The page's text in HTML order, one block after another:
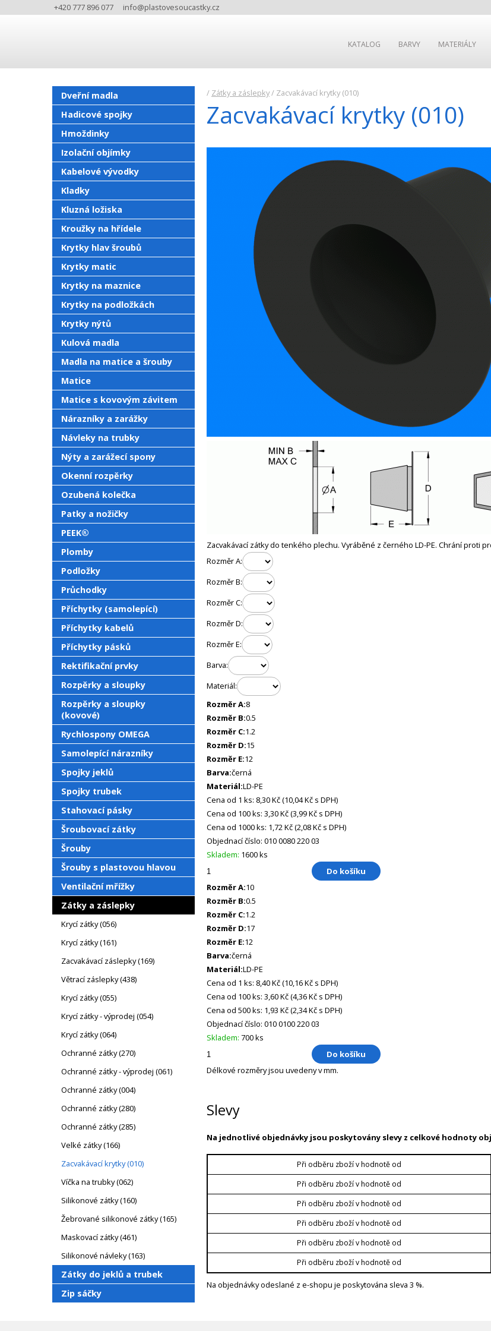
+420 777 896 077 info@plastovesoucastky.cz
KATALOG BARVY MATERIÁLY
/ Zátky a záslepky/ Zacvakávací krytky (010)
Zacvakávací krytky (010)
Zacvakávací zátky do tenkého plechu. Vyráběné z černého LD-PE. Chrání proti
Rozměr A:
Rozměr B:
Rozměr C:
Rozměr D:
Rozměr E:
Barva:
Materiál:
Rozměr A:8
Rozměr B:0.5
Rozměr C:1.2
Rozměr D:15
Rozměr E:12
Barva:černá
Materiál:LD-PE
Cena od 1 ks: 8,30 Kč(10,04 Kč s DPH)
Cena od 100 ks: 3,30 Kč(3,99 Kč s DPH)
Cena od 1000 ks: 1,72 Kč(2,08 Kč s DPH)
Objednací číslo: 010 0080 220 03
Skladem: 1600 ks
Do košíku
Rozměr A:10
Rozměr B:0.5
Rozměr C:1.2
Rozměr D:17
Rozměr E:12
Barva:černá
Materiál:LD-PE
Cena od 1 ks: 8,40 Kč(10,16 Kč s DPH)
Cena od 100 ks: 3,60 Kč(4,36 Kč s DPH)
Cena od 500 ks: 1,93 Kč(2,34 Kč s DPH)
Objednací číslo: 010 0100 220 03
Skladem: 700 ks
Do košíku
Délkové rozměry jsou uvedeny v mm.
Slevy
Na jednotlivé objednávky jsou poskytovány slevy z celkové hodnoty
Při odběru zboží v hodnotě od
Při odběru zboží v hodnotě od
Při odběru zboží v hodnotě od
Při odběru zboží v hodnotě od
Při odběru zboží v hodnotě od
Při odběru zboží v hodnotě od
Na objednávky odeslané z e-shopu je poskytována sleva 3 %.
Dveřní madla
Hadicové spojky
Hmoždinky
Izolační objímky
Kabelové vývodky
Kladky
Kluzná ložiska
Kroužky na hřídele
Krytky hlav šroubů
Krytky matic
Krytky na maznice
Krytky na podložkách
Krytky nýtů
Kulová madla
Madla na matice a šrouby
Matice
Matice s kovovým závitem
Nárazníky a zarážky
Návleky na trubky
Nýty a zarážecí spony
Okenní rozpěrky
Ozubená kolečka
Patky a nožičky
PEEK®
Plomby
Podložky
Průchodky
Příchytky (samolepící)
Příchytky kabelů
Příchytky pásků
Rektifikační prvky
Rozpěrky a sloupky
Rozpěrky a sloupky
(kovové)
Rychlospony OMEGA
Samolepící nárazníky
Spojky jeklů
Spojky trubek
Stahovací pásky
Šroubovací zátky
Šrouby
Šrouby s plastovou hlavou
Ventilační mřížky
Zátky a záslepky
Krycí zátky (056)
Krycí zátky (161)
Zacvakávací záslepky (169)
Větrací záslepky (438)
Krycí zátky (055)
Krycí zátky - výprodej (054)
Krycí zátky (064)
Ochranné zátky (270)
Ochranné zátky - výprodej (061)
Ochranné zátky (004)
Ochranné zátky (280)
Ochranné zátky (285)
Velké zátky (166)
Zacvakávací krytky (010)
Víčka na trubky (062)
Silikonové zátky (160)
Žebrované silikonové zátky (165)
Maskovací zátky (461)
Silikonové návleky (163)
Zátky do jeklů a trubek
Zip sáčky